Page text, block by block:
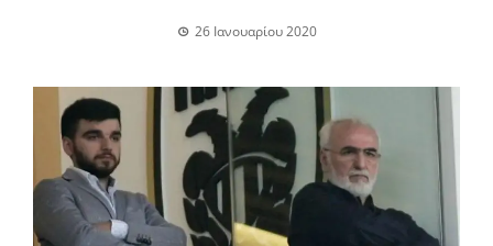
26 Ιανουαρίου 2020